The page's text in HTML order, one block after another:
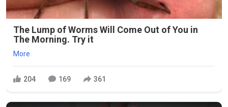
The Lump of Worms Will Come Out of You in
The Morning. Try it
More
204 169 361